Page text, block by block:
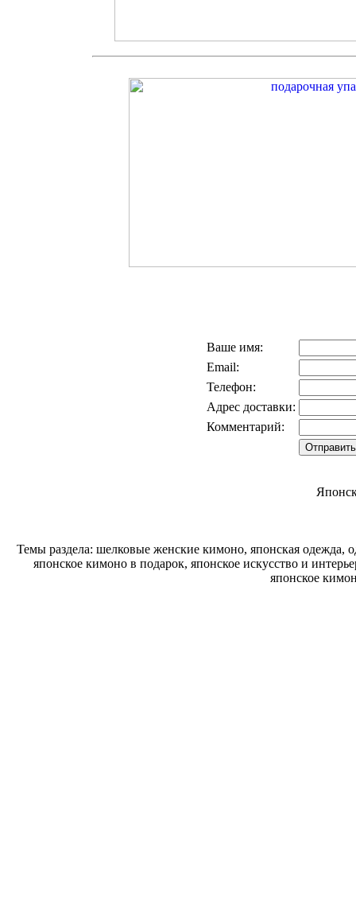
Ваше имя:
Email:
Телефон:
Адрес доставки:
Комментарий:
Темы раздела: шелковые женские кимоно, японская одежда,
японское кимоно в подарок, японское искусство и
японское